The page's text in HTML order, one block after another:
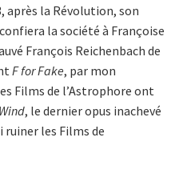
après la Révolution, son
la société à Françoise
François Reichenbach de
F for Fake, par mon
Films de l’Astrophore ont
, le dernier opus inachevé
ruiner les Films de